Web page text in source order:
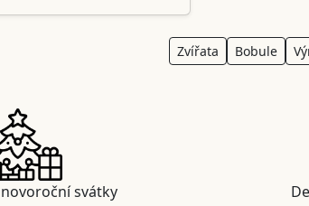
Zvířata Bobule
svátky